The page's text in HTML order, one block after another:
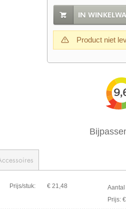
IN
Product niet
Prijs/stuk: € 21,48
Aantal
Prijs: